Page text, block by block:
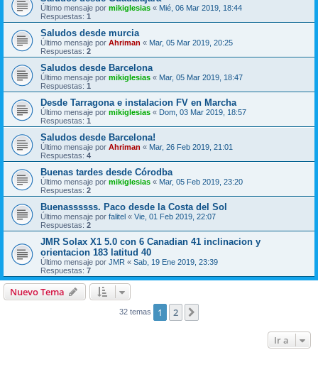
Último mensaje por mikiglesias « Mié, 06 Mar 2019, 18:44
Respuestas: 1
Saludos desde murcia
Último mensaje por Ahriman « Mar, 05 Mar 2019, 20:25
Respuestas: 2
Saludos desde Barcelona
Último mensaje por mikiglesias « Mar, 05 Mar 2019, 18:47
Respuestas: 1
Desde Tarragona e instalacion FV en Marcha
Último mensaje por mikiglesias « Dom, 03 Mar 2019, 18:57
Respuestas: 1
Saludos desde Barcelona!
Último mensaje por Ahriman « Mar, 26 Feb 2019, 21:01
Respuestas: 4
Buenas tardes desde Córodba
Último mensaje por mikiglesias « Mar, 05 Feb 2019, 23:20
Respuestas: 2
Buenassssss. Paco desde la Costa del Sol
Último mensaje por falitel « Vie, 01 Feb 2019, 22:07
Respuestas: 2
JMR Solax X1 5.0 con 6 Canadian 41 inclinacion y
orientacion 183 latitud 40
Último mensaje por JMR « Sab, 19 Ene 2019, 23:39
Respuestas: 7
Nuevo Tema
32 temas 1 2
Ir a